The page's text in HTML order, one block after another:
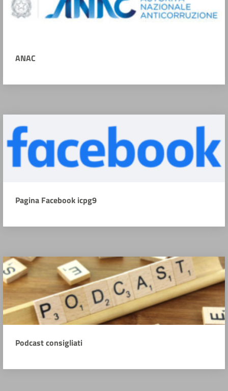
ANAC
Pagina Facebook icpg9
Podcast consigliati